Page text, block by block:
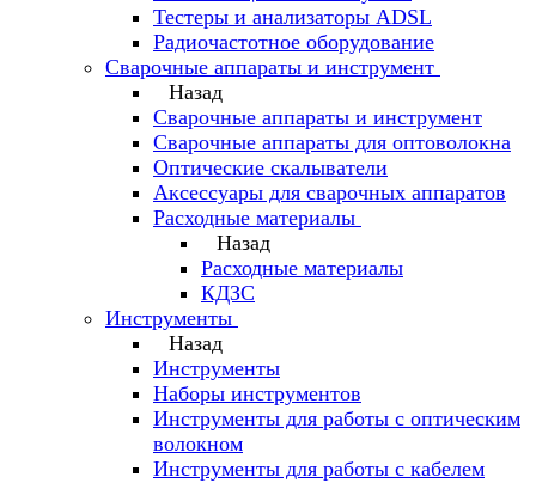
Тестеры и анализаторы ADSL
Радиочастотное оборудование
Сварочные аппараты и инструмент
Назад
Сварочные аппараты и инструмент
Сварочные аппараты для оптоволокна
Оптические скалыватели
Аксессуары для сварочных аппаратов
Расходные материалы
Назад
Расходные материалы
КДЗС
Инструменты
Назад
Инструменты
Наборы инструментов
Инструменты для работы с оптическим
волокном
Инструменты для работы с кабелем